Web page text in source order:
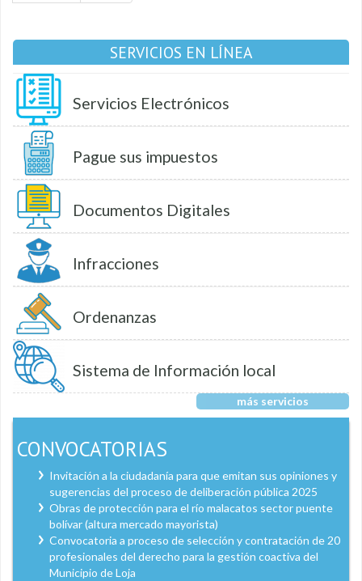
SERVICIOS EN LÍNEA
Servicios Electrónicos
Pague sus impuestos
Documentos Digitales
Infracciones
Ordenanzas
Sistema de Información local
más servicios
CONVOCATORIAS
Invitación a la ciudadanía para que emitan sus opiniones y
sugerencias del proceso de deliberación pública 2025
Obras de protección para el río malacatos sector puente
bolívar (altura mercado mayorista)
Convocatoria a proceso de selección y contratación de 20
profesionales del derecho para la gestión coactiva del
Municipio de Loja